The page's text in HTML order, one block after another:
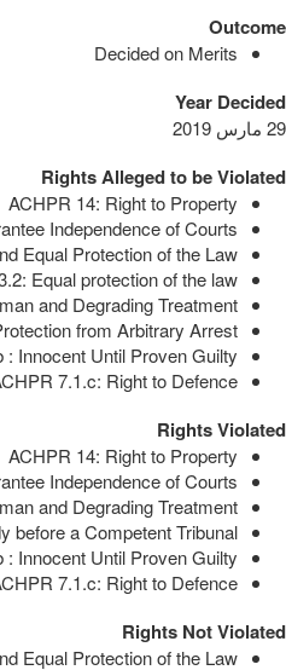
Outcome
Decided on Merits
Year Decided
29 مارس 2019
Rights Alleged to be Violated
ACHPR 14: Right to Property
Independence of Courts
Equal Protection of the Law
Equal protection of the law
and Degrading Treatment
from Arbitrary Arrest
: Innocent Until Proven Guilty
7.1.c: Right to Defence
Rights Violated
ACHPR 14: Right to Property
Independence of Courts
and Degrading Treatment
before a Competent Tribunal
: Innocent Until Proven Guilty
7.1.c: Right to Defence
Rights Not Violated
Equal Protection of the Law